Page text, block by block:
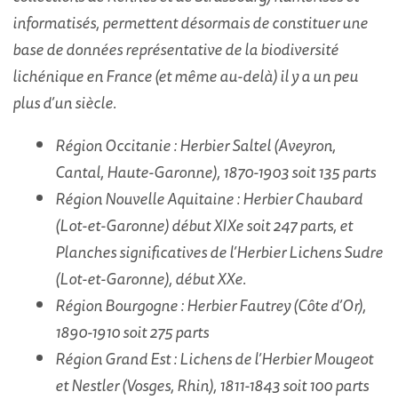
informatisés, permettent désormais de constituer une
base de données représentative de la biodiversité
lichénique en France (et même au-delà) il y a un peu
plus d’un siècle.
Région Occitanie : Herbier Saltel (Aveyron,
Cantal, Haute-Garonne), 1870-1903 soit 135 parts
Région Nouvelle Aquitaine : Herbier Chaubard
(Lot-et-Garonne) début XIXe soit 247 parts, et
Planches significatives de l’Herbier Lichens Sudre
(Lot-et-Garonne), début XXe.
Région Bourgogne : Herbier Fautrey (Côte d’Or),
1890-1910 soit 275 parts
Région Grand Est : Lichens de l’Herbier Mougeot
et Nestler (Vosges, Rhin), 1811-1843 soit 100 parts